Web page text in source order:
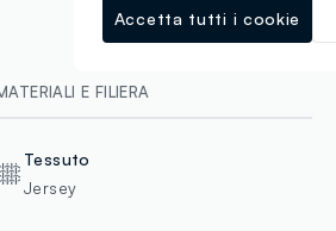
E FILIERA
Tessuto
Jersey
Accetta tutti i cookie